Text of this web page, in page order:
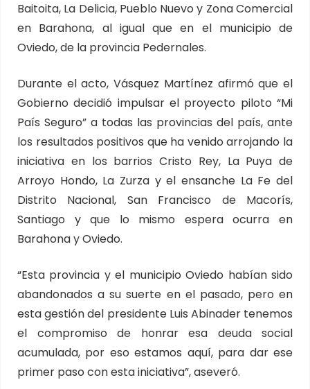
Baitoita, La Delicia, Pueblo Nuevo y Zona Comercial
en Barahona, al igual que en el municipio de
Oviedo, de la provincia Pedernales.
Durante el acto, Vásquez Martínez afirmó que el
Gobierno decidió impulsar el proyecto piloto “Mi
País Seguro” a todas las provincias del país, ante
los resultados positivos que ha venido arrojando la
iniciativa en los barrios Cristo Rey, La Puya de
Arroyo Hondo, La Zurza y el ensanche La Fe del
Distrito Nacional, San Francisco de Macorís,
Santiago y que lo mismo espera ocurra en
Barahona y Oviedo.
“Esta provincia y el municipio Oviedo habían sido
abandonados a su suerte en el pasado, pero en
esta gestión del presidente Luis Abinader tenemos
el compromiso de honrar esa deuda social
acumulada, por eso estamos aquí, para dar ese
primer paso con esta iniciativa”, aseveró.